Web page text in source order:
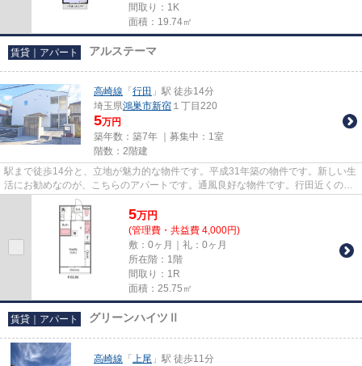
間取り：1K
面積：19.74㎡
賃貸｜アパート アルステーマ
高崎線 「 行田 」駅 徒歩14分
埼玉県鴻巣市新宿 １丁目220
5万円
築年数：築7年 ｜募集中： 1室
階数：2階建
駅まで徒歩14分と、立地が魅力的な物件です。平成31年築の物件です。新しい生
活にお勧めなのが、こちらのアパートです。通風良好な物件です。行田近くの物
件で、気に入ったお住まいが...
5万円
(管理費・共益費 4,000円)
敷：0ヶ月｜礼：0ヶ月
所在階：1階
間取り：1R
面積：25.75㎡
賃貸｜アパート グリーンハイツⅡ
高崎線 「 上尾 」駅 徒歩11分